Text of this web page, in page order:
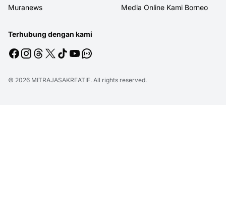
Muranews Media Online Kami Borneo
Terhubung dengan kami
© 2026 MITRAJASAKREATIF. All rights reserved.